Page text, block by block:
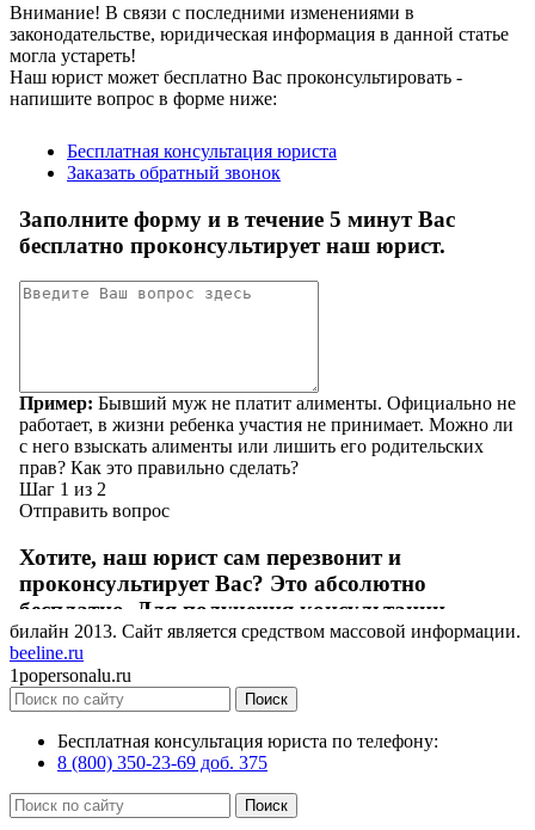
Внимание! В связи с последними изменениями в
законодательстве, юридическая информация в данной статье
могла устареть!
Наш юрист может бесплатно Вас проконсультировать -
напишите вопрос в форме ниже:
билайн 2013. Сайт является средством массовой информации.
beeline.ru
1popersonalu.ru
Бесплатная консультация юриста по телефону:
8 (800) 350-23-69 доб. 375